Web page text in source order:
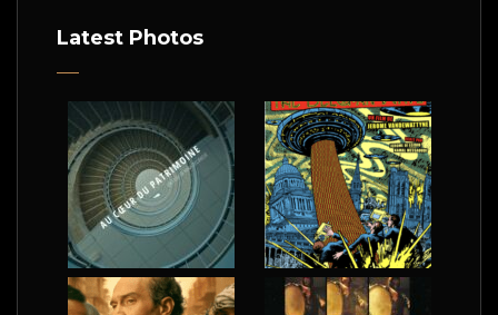
Latest Photos